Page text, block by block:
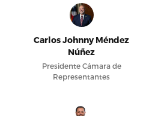
Carlos Johnny Méndez
Núñez
Presidente Cámara de
Representantes